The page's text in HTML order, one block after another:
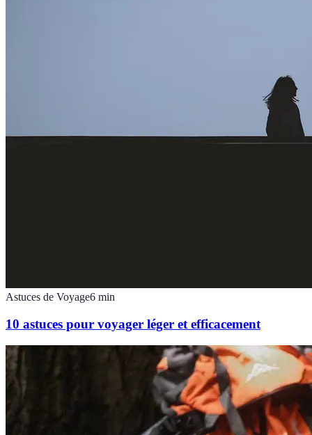
Astuces de Voyage6 min
10 astuces pour voyager léger et efficacement